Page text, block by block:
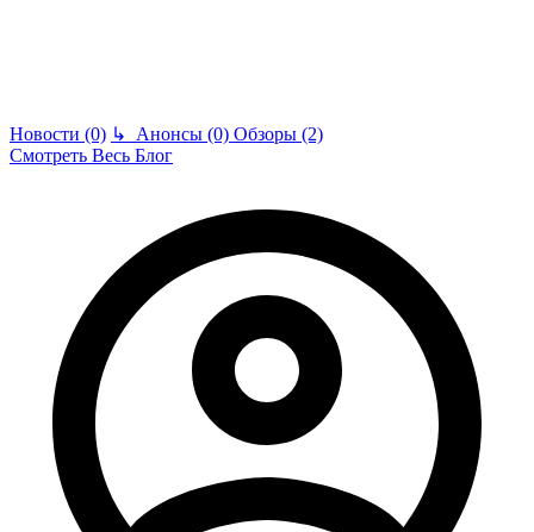
Новости (0) ↳ Анонсы (0) Обзоры (2)
Смотреть Весь Блог